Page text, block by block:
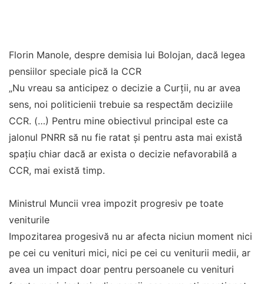
Florin Manole, despre demisia lui Bolojan, dacă legea
pensiilor speciale pică la CCR
„Nu vreau sa anticipez o decizie a Curții, nu ar avea
sens, noi politicienii trebuie sa respectăm deciziile
CCR. (…) Pentru mine obiectivul principal este ca
jalonul PNRR să nu fie ratat și pentru asta mai există
spațiu chiar dacă ar exista o decizie nefavorabilă a
CCR, mai există timp.
Ministrul Muncii vrea impozit progresiv pe toate
veniturile
Impozitarea progesivă nu ar afecta niciun moment nici
pe cei cu venituri mici, nici pe cei cu veniturii medii, ar
avea un impact doar pentru persoanele cu venituri